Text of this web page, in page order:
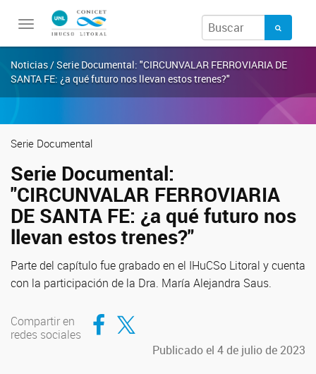
Toggle
Noticias / Serie Documental: "CIRCUNVALAR FERROVIARIA DE
SANTA FE: ¿a qué futuro nos llevan estos trenes?"
Serie Documental
Serie Documental:
"CIRCUNVALAR FERROVIARIA
DE SANTA FE: ¿a qué futuro nos
llevan estos trenes?"
Parte del capítulo fue grabado en el IHuCSo Litoral y cuenta
con la participación de la Dra. María Alejandra Saus.
Compartir en
redes sociales
Compartir en Facebook
Compartir en Twitter
Publicado el 4 de julio de 2023